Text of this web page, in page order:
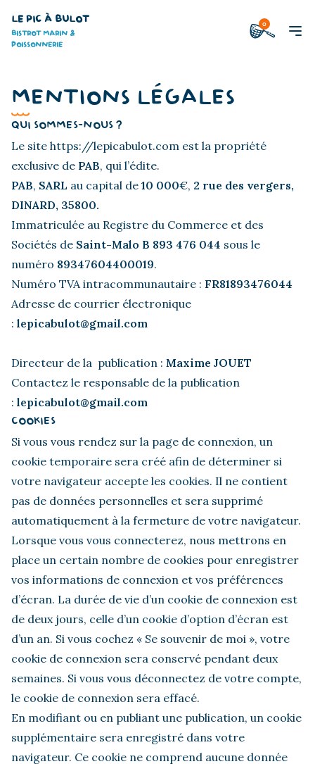
LE PIC À BULOT
BISTROT MARIN &
POISSONNERIE
0
MENTIONS LÉGALES
QUI SOMMES-NOUS ?
Le site https://lepicabulot.com est la propriété
exclusive de PAB, qui l’édite.
PAB, SARL au capital de10 000€, 2 rue des vergers,
DINARD, 35800.
Immatriculée au Registre du Commerce et des
Sociétés de Saint-Malo B 893 476 044 sous le
numéro 89347604400019.
Numéro TVA intracommunautaire : FR81893476044
Adresse de courrier électronique
: lepicabulot@gmail.com
Directeur de la publication : Maxime JOUET
Contactez le responsable de la publication
: lepicabulot@gmail.com
COOKIES
Si vous vous rendez sur la page de connexion, un
cookie temporaire sera créé afin de déterminer si
votre navigateur accepte les cookies. Il ne contient
pas de données personnelles et sera supprimé
automatiquement à la fermeture de votre navigateur.
Lorsque vous vous connecterez, nous mettrons en
place un certain nombre de cookies pour enregistrer
vos informations de connexion et vos préférences
d’écran. La durée de vie d’un cookie de connexion est
de deux jours, celle d’un cookie d’option d’écran est
d’un an. Si vous cochez « Se souvenir de moi », votre
cookie de connexion sera conservé pendant deux
semaines. Si vous vous déconnectez de votre compte,
le cookie de connexion sera effacé.
En modifiant ou en publiant une publication, un cookie
supplémentaire sera enregistré dans votre
navigateur. Ce cookie ne comprend aucune donnée